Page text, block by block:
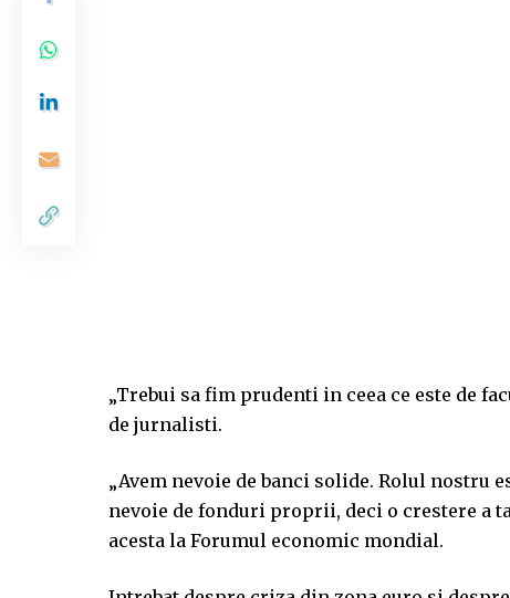
„Trebui sa fim prudenti in ceea ce este de
de jurnalisti.
„Avem nevoie de banci solide. Rolul nostru
nevoie de fonduri proprii, deci o crestere a
acesta la Forumul economic mondial.